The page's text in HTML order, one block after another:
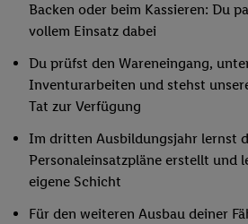
Backen oder beim Kassieren: Du
vollem Einsatz dabei
Du prüfst den Wareneingang,
Inventurarbeiten und stehst
Tat zur Verfügung
Im dritten Ausbildungsjahr lernst
Personaleinsatzpläne erstellt und
eigene Schicht
Für den weiteren Ausbau deiner